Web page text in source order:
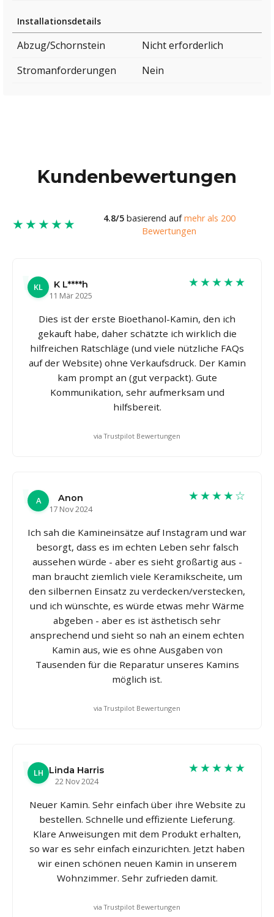
Installationsdetails
Abzug/Schornstein
Nicht erforderlich
Stromanforderungen
Nein
Kundenbewertungen
★★★★★ 4.8/5basierend aufmehr als 200
Bewertungen
KL
K L****h
11 Mär 2025
★★★★★
Dies ist der erste Bioethanol-Kamin, den ich
gekauft habe, daher schätzte ich wirklich die
hilfreichen Ratschläge (und viele nützliche FAQs
auf der Website) ohne Verkaufsdruck. Der Kamin
kam prompt an (gut verpackt). Gute
Kommunikation, sehr aufmerksam und
hilfsbereit.
via Trustpilot Bewertungen
A
Anon
17 Nov 2024
★★★★☆
Ich sah die Kamineinsätze auf Instagram und war
besorgt, dass es im echten Leben sehr falsch
aussehen würde - aber es sieht großartig aus -
man braucht ziemlich viele Keramikscheite, um
den silbernen Einsatz zu verdecken/verstecken,
und ich wünschte, es würde etwas mehr Wärme
abgeben - aber es ist ästhetisch sehr
ansprechend und sieht so nah an einem echten
Kamin aus, wie es ohne Ausgaben von
Tausenden für die Reparatur unseres Kamins
möglich ist.
via Trustpilot Bewertungen
LH
Linda Harris
22 Nov 2024
★★★★★
Neuer Kamin. Sehr einfach über ihre Website zu
bestellen. Schnelle und effiziente Lieferung.
Klare Anweisungen mit dem Produkt erhalten,
so war es sehr einfach einzurichten. Jetzt haben
wir einen schönen neuen Kamin in unserem
Wohnzimmer. Sehr zufrieden damit.
via Trustpilot Bewertungen